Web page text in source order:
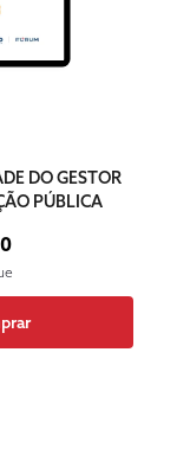
DO GESTOR
PÚBLICA